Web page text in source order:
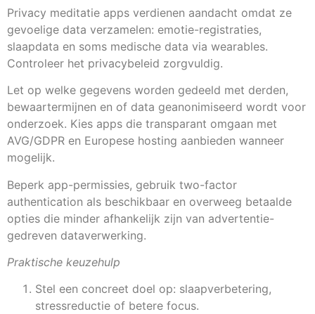
Privacy meditatie apps verdienen aandacht omdat ze
gevoelige data verzamelen: emotie-registraties,
slaapdata en soms medische data via wearables.
Controleer het privacybeleid zorgvuldig.
Let op welke gegevens worden gedeeld met derden,
bewaartermijnen en of data geanonimiseerd wordt voor
onderzoek. Kies apps die transparant omgaan met
AVG/GDPR en Europese hosting aanbieden wanneer
mogelijk.
Beperk app-permissies, gebruik two-factor
authentication als beschikbaar en overweeg betaalde
opties die minder afhankelijk zijn van advertentie-
gedreven dataverwerking.
Praktische keuzehulp
Stel een concreet doel op: slaapverbetering,
stressreductie of betere focus.